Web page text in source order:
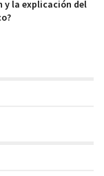
y la explicación del